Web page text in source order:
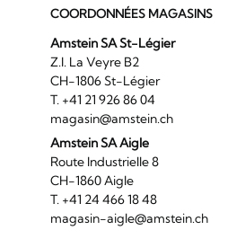
COORDONNÉES MAGASINS
Amstein SA St-Légier
Z.I. La Veyre B2
CH-1806 St-Légier
T. +41 21 926 86 04
magasin@amstein.ch
Amstein SA Aigle
Route Industrielle 8
CH-1860 Aigle
T. +41 24 466 18 48
magasin-aigle@amstein.ch